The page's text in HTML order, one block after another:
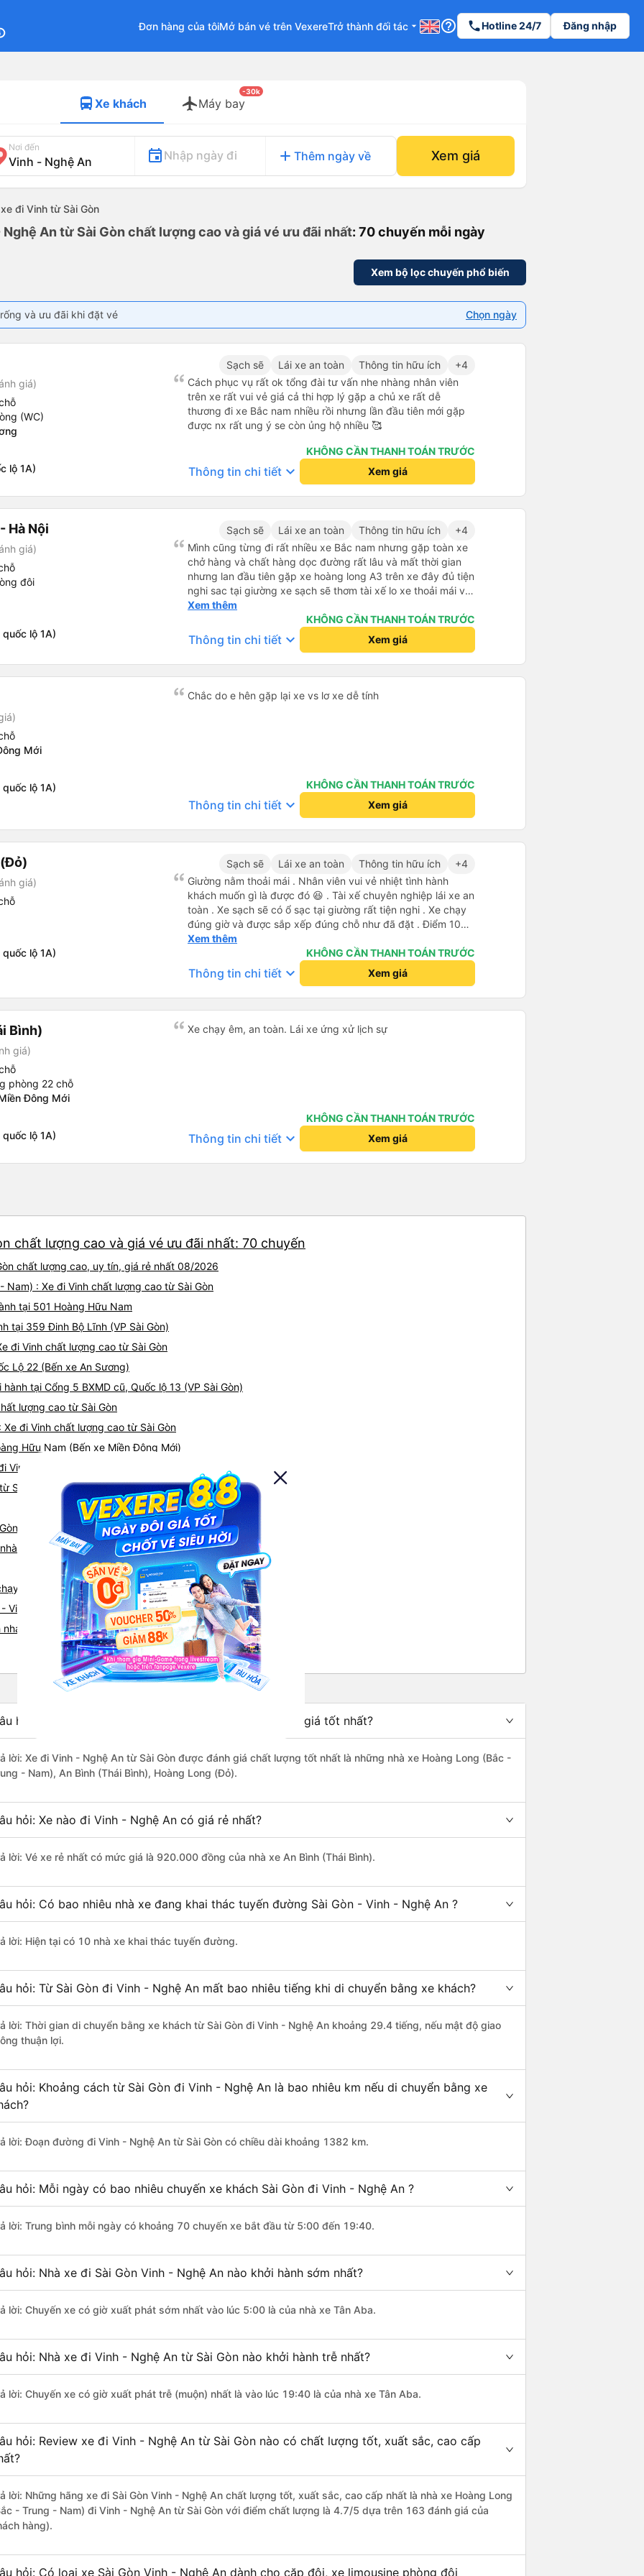
Đơn hàng của tôiMở bán vé trên VexereTrở thành đối tác arrow_drop_down help_outline phoneHotline 24/7 Đăng nhập
Xe khách Máy bay
-30k
Nơi đến
Nhập ngày đi add Thêm ngày về Xem giá
xe đi Vinh từ Sài Gòn
An từ Sài Gòn chất lượng cao và giá vé ưu đãi nhất: 70 chuyến mỗi ngày
Xem bộ lọc chuyến phổ biến
và ưu đãi khi đặt vé Chọn ngày
giá)
(WC)
lộ 1A)
Sạch sẽ Lái xe an toàn Thông tin hữu ích
+4
Cách phục vụ rất ok tổng đài tư vấn nhe nhàng nhân viên
trên xe rất vui vẻ giá cả thi hợp lý gặp a chủ xe rất dễ
thương đi xe Bắc nam nhiều rồi nhưng lần đầu tiên mới gặp
được nx rất ung ý se còn ủng hộ nhiều 🥰
KHÔNG CẦN THANH TOÁN TRƯỚC
Thông tin chi tiết keyboard_arrow_down Xem giá
Hà Nội
giá)
đôi
lộ 1A)
Sạch sẽ Lái xe an toàn Thông tin hữu ích
+4
Mình cũng từng đi rất nhiều xe Bắc nam nhưng gặp toàn xe
chở hàng và chất hàng dọc đường rất lâu và mất thời gian
nhưng lan đầu tiên gặp xe hoàng long A3 trên xe đây đủ tiện
nghi sac tại giường xe sạch sẽ thơm tài xế lo xe thoải mái vui
tính sẽ con ung hô nhe
Xem thêm
KHÔNG CẦN THANH TOÁN TRƯỚC
Thông tin chi tiết keyboard_arrow_down Xem giá
Mới
lộ 1A)
Chắc do e hên gặp lại xe vs lơ xe dễ tính
KHÔNG CẦN THANH TOÁN TRƯỚC
Thông tin chi tiết keyboard_arrow_down Xem giá
giá)
lộ 1A)
Sạch sẽ Lái xe an toàn Thông tin hữu ích
+4
Giường nằm thoải mái . Nhân viên vui vẻ nhiệt tình hành
khách muốn gì là được đó 😆 . Tài xế chuyên nghiệp lái xe an
toàn . Xe sạch sẽ có ổ sạc tại giường rất tiện nghi . Xe chạy
đúng giờ và được sắp xếp đúng chỗ như đã đặt . Điểm 10
cho hoàng long đỏ 👍
Xem thêm
KHÔNG CẦN THANH TOÁN TRƯỚC
Thông tin chi tiết keyboard_arrow_down Xem giá
Bình)
giá)
phòng 22 chỗ
Đông Mới
lộ 1A)
Xe chạy êm, an toàn. Lái xe ứng xử lịch sự
KHÔNG CẦN THANH TOÁN TRƯỚC
Thông tin chi tiết keyboard_arrow_down Xem giá
chất lượng cao và giá vé ưu đãi nhất: 70 chuyến
chất lượng cao, uy tín, giá rẻ nhất 08/2026
Nam) : Xe đi Vinh chất lượng cao từ Sài Gòn
tại 501 Hoàng Hữu Nam
tại 359 Đinh Bộ Lĩnh (VP Sài Gòn)
đi Vinh chất lượng cao từ Sài Gòn
Lộ 22 (Bến xe An Sương)
tại Cổng 5 BXMD cũ, Quốc lộ 13 (VP Sài Gòn)
lượng cao từ Sài Gòn
đi Vinh chất lượng cao từ Sài Gòn
Hữu Nam (Bến xe Miền Đông Mới)
Vinh chất lượng cao từ Sài Gòn
Sài Gòn đi Vinh
xe Sài Gòn Vinh
tuyến đường Sài Gòn đi Vinh
và uy tín nhất
hỏi: Nhà xe đi Vinh - Nghệ An từ Sài Gòn được đánh giá tốt nhất?
lời: Xe đi Vinh - Nghệ An từ Sài Gòn được đánh giá chất lượng tốt nhất là những nhà xe Hoàng Long (Bắc -
- Nam), An Bình (Thái Bình), Hoàng Long (Đỏ).
hỏi: Xe nào đi Vinh - Nghệ An có giá rẻ nhất?
lời: Vé xe rẻ nhất có mức giá là 920.000 đồng của nhà xe An Bình (Thái Bình).
hỏi: Có bao nhiêu nhà xe đang khai thác tuyến đường Sài Gòn - Vinh - Nghệ An ?
lời: Hiện tại có 10 nhà xe khai thác tuyến đường.
hỏi: Từ Sài Gòn đi Vinh - Nghệ An mất bao nhiêu tiếng khi di chuyển bằng xe khách?
lời: Thời gian di chuyển bằng xe khách từ Sài Gòn đi Vinh - Nghệ An khoảng 29.4 tiếng, nếu mật độ giao
thuận lợi.
hỏi: Khoảng cách từ Sài Gòn đi Vinh - Nghệ An là bao nhiêu km nếu di chuyển bằng xe
lời: Đoạn đường đi Vinh - Nghệ An từ Sài Gòn có chiều dài khoảng 1382 km.
hỏi: Mỗi ngày có bao nhiêu chuyến xe khách Sài Gòn đi Vinh - Nghệ An ?
lời: Trung bình mỗi ngày có khoảng 70 chuyến xe bắt đầu từ 5:00 đến 19:40.
hỏi: Nhà xe đi Sài Gòn Vinh - Nghệ An nào khởi hành sớm nhất?
lời: Chuyến xe có giờ xuất phát sớm nhất vào lúc 5:00 là của nhà xe Tân Aba.
hỏi: Nhà xe đi Vinh - Nghệ An từ Sài Gòn nào khởi hành trễ nhất?
lời: Chuyến xe có giờ xuất phát trễ (muộn) nhất là vào lúc 19:40 là của nhà xe Tân Aba.
hỏi: Review xe đi Vinh - Nghệ An từ Sài Gòn nào có chất lượng tốt, xuất sắc, cao cấp
lời: Những hãng xe đi Sài Gòn Vinh - Nghệ An chất lượng tốt, xuất sắc, cao cấp nhất là nhà xe Hoàng Long
- Trung - Nam) đi Vinh - Nghệ An từ Sài Gòn với điểm chất lượng là 4.7/5 dựa trên 163 đánh giá của
hàng).
hỏi: Có loại xe Sài Gòn Vinh - Nghệ An dành cho cặp đôi, xe limousine phòng đôi